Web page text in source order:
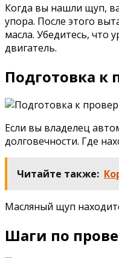
Когда вы нашли щуп,
упора. После этого
масла. Убедитесь, что
двигатель.
Подготовка к
Если вы владелец
долговечности. Где
Читайте также:
Масляный щуп
Шаги по